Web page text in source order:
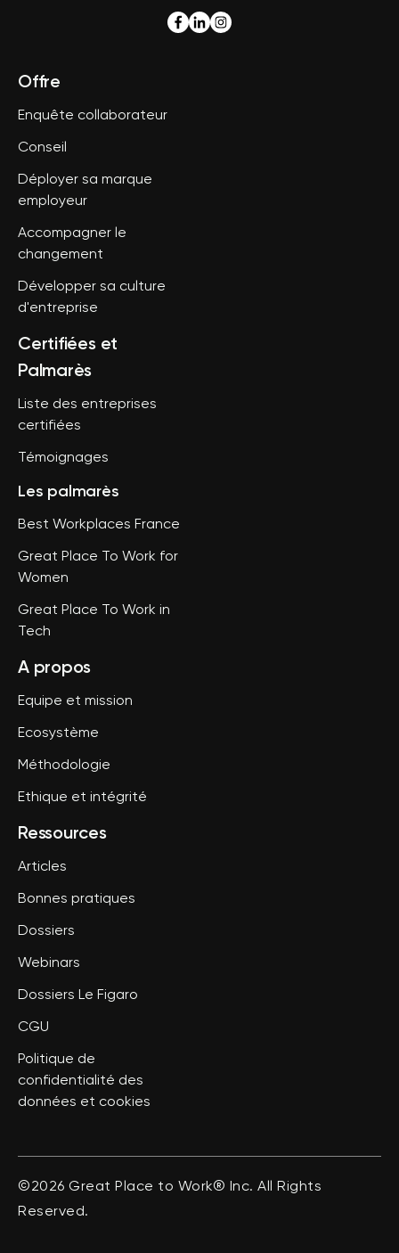
Offre
Enquête collaborateur
Conseil
Déployer sa marque
employeur
Accompagner le
changement
Développer sa culture
d'entreprise
Certifiées et
Palmarès
Liste des entreprises
certifiées
Témoignages
Les palmarès
Best Workplaces France
Great Place To Work for
Women
Great Place To Work in
Tech
A propos
Equipe et mission
Ecosystème
Méthodologie
Ethique et intégrité
Ressources
Articles
Bonnes pratiques
Dossiers
Webinars
Dossiers Le Figaro
CGU
Politique de
confidentialité des
données et cookies
©2026 Great Place to Work® Inc. All Rights
Reserved.